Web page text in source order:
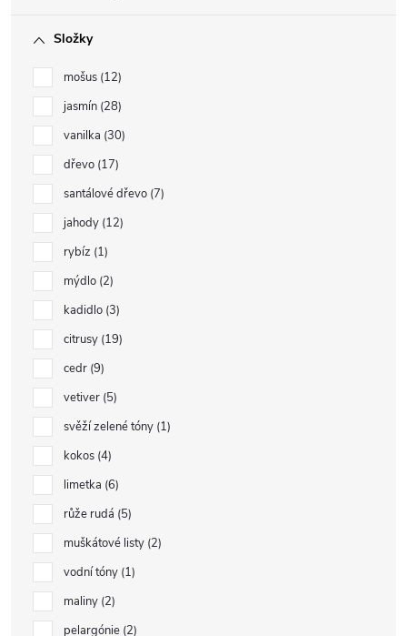
Složky
mošus 12
jasmín 28
vanilka 30
dřevo 17
santálové dřevo 7
jahody 12
rybíz 1
mýdlo 2
kadidlo 3
citrusy 19
cedr 9
vetiver 5
svěží zelené tóny 1
kokos 4
limetka 6
růže rudá 5
muškátové listy 2
vodní tóny 1
maliny 2
pelargónie 2